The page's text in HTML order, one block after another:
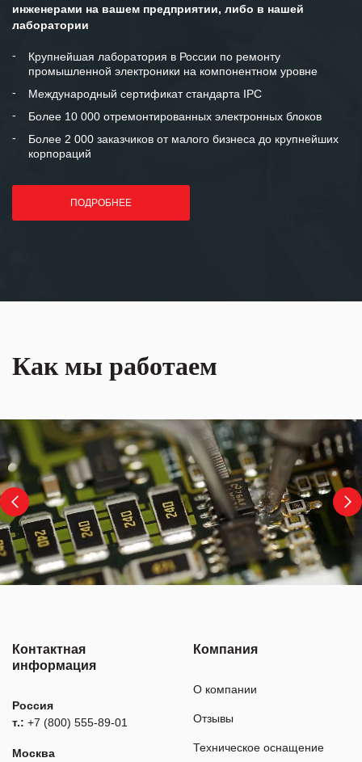
и доверительные партнерские
отношения и искренне желаем
«Инженерной компании «555» долгих
инженерами на вашем предприятии, либо в нашей
лаборатории
Крупнейшая лаборатория в России по ремонту
промышленной электроники на компонентном уровне
Международный сертификат стандарта IPC
Более 10 000 отремонтированных электронных блоков
Более 2 000 заказчиков от малого бизнеса до крупнейших
корпораций
ПОДРОБНЕЕ
Как мы работаем
Контактная
информация
Россия
т.: +7 (800) 555-89-01
Москва
Компания
О компании
Отзывы
Техническое оснащение